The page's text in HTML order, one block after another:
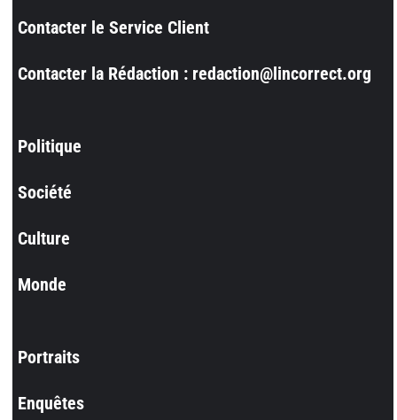
Contacter le Service Client
Contacter la Rédaction : redaction@lincorrect.org
Politique
Société
Culture
Monde
Portraits
Enquêtes